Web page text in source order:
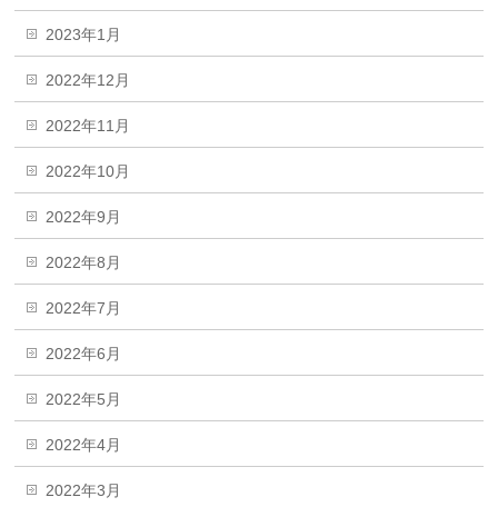
2023年1月
2022年12月
2022年11月
2022年10月
2022年9月
2022年8月
2022年7月
2022年6月
2022年5月
2022年4月
2022年3月